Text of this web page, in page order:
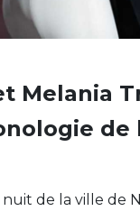
Melania
de
de la ville de